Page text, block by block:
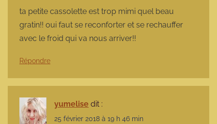
ta petite cassolette est trop mimi quel beau
gratin!! oui faut se reconforter et se rechauffer
avec le froid qui va nous arriver!!
Répondre
yumelise dit :
25 février 2018 à 19 h 46 min